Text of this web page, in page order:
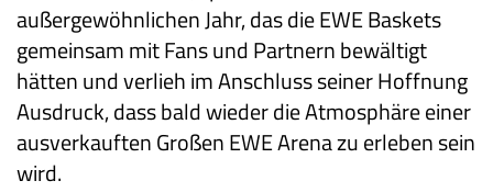
außergewöhnlichen Jahr, das die EWE Baskets
gemeinsam mit Fans und Partnern bewältigt
hätten und verlieh im Anschluss seiner Hoffnung
Ausdruck, dass bald wieder die Atmosphäre einer
ausverkauften Großen EWE Arena zu erleben sein
wird.